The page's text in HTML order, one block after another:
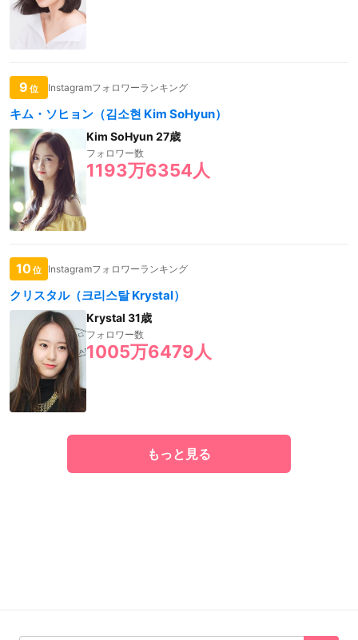
9 位 Instagramフォロワーランキング
キム・ソヒョン（김소현 Kim SoHyun）
Kim SoHyun 27歳
フォロワー数
1193万6354人
10位 Instagramフォロワーランキング
クリスタル（크리스탈 Krystal）
Krystal 31歳
フォロワー数
1005万6479人
もっと見る